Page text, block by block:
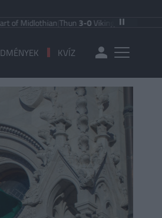
|Thun3-0Vikingur Reykjavik
KVÍZ